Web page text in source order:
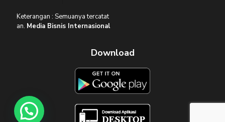
Keterangan : Semuanya tercatat
an. Media Bisnis Internasional
Download